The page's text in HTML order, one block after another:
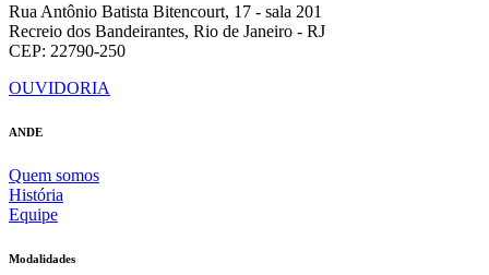
Rua Antônio Batista Bitencourt, 17 - sala 201
Recreio dos Bandeirantes, Rio de Janeiro - RJ
CEP: 22790-250
OUVIDORIA
ANDE
Quem somos
História
Equipe
Modalidades